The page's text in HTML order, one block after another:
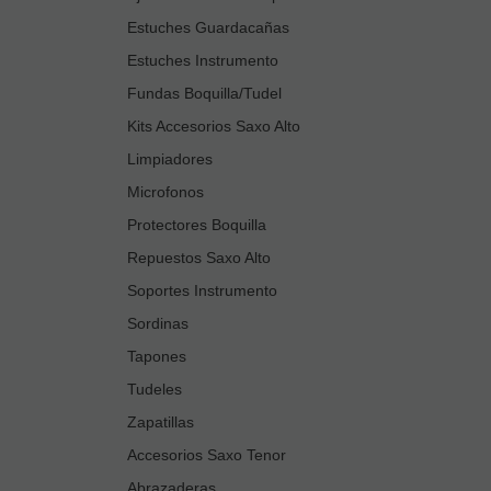
Estuches Guardacañas
Estuches Instrumento
Fundas Boquilla/Tudel
Kits Accesorios Saxo Alto
Limpiadores
Microfonos
Protectores Boquilla
Repuestos Saxo Alto
Soportes Instrumento
Sordinas
Tapones
Tudeles
Zapatillas
Accesorios Saxo Tenor